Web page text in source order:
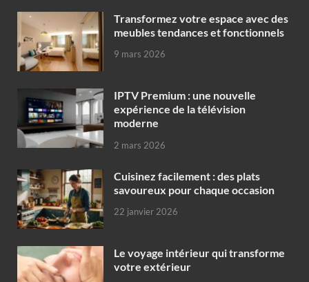
Transformez votre espace avec des
meubles tendances et fonctionnels
9 mars 2026
IPTV Premium : une nouvelle
expérience de la télévision
moderne
2 mars 2026
Cuisinez facilement : des plats
savoureux pour chaque occasion
22 janvier 2026
Le voyage intérieur qui transforme
votre extérieur